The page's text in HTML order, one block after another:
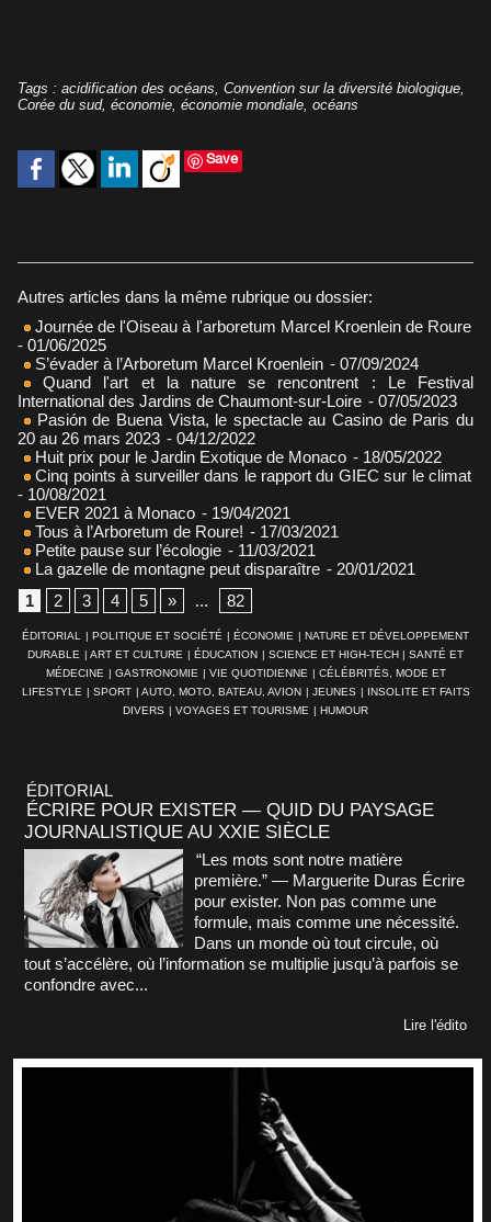
Tags : acidification des océans Convention sur la diversité biologique
Corée du sud, économie économie mondiale océans
Save
Autres articles dans la même rubrique ou dossier:
Journée de l'Oiseau à l'arboretum Marcel Kroenlein de Roure
- 01/06/2025
S’évader à l’Arboretum Marcel Kroenlein - 07/09/2024
Quand l'art et la nature se rencontrent : Le Festival
International des Jardins de Chaumont-sur-Loire - 07/05/2023
Pasión de Buena Vista, le spectacle au Casino de Paris du
20 au 26 mars 2023 - 04/12/2022
Huit prix pour le Jardin Exotique de Monaco - 18/05/2022
Cinq points à surveiller dans le rapport du GIEC sur le climat
- 10/08/2021
EVER 2021 à Monaco - 19/04/2021
Tous à l’Arboretum de Roure! - 17/03/2021
Petite pause sur l’écologie - 11/03/2021
La gazelle de montagne peut disparaître - 20/01/2021
1
2 3 4 5 » ... 82
ÉDITORIAL | POLITIQUE ET SOCIÉTÉ | ÉCONOMIE | NATURE ET DÉVELOPPEMENT
DURABLE | ART ET CULTURE | ÉDUCATION | SCIENCE ET HIGH-TECH | SANTÉ ET
MÉDECINE | GASTRONOMIE | VIE QUOTIDIENNE | CÉLÉBRITÉS, MODE ET
LIFESTYLE | SPORT | AUTO, MOTO, BATEAU, AVION | JEUNES | INSOLITE ET FAITS
DIVERS | VOYAGES ET TOURISME | HUMOUR
ÉDITORIAL
ÉCRIRE POUR EXISTER — QUID DU PAYSAGE
JOURNALISTIQUE AU XXIE SIÈCLE
“Les mots sont notre matière
première.” — Marguerite Duras Écrire
pour exister. Non pas comme une
formule, mais comme une nécessité.
Dans un monde où tout circule, où
tout s’accélère, où l’information se multiplie jusqu’à parfois se
confondre avec...
Lire l'édito